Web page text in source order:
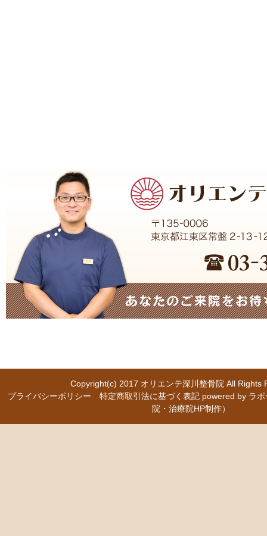
Copyright(c) 2017 オリエンテ深川整骨院 All
プライバシーポリシー
特定商取引法に基づく表記 powered by ラ
院・治療院HP制作）